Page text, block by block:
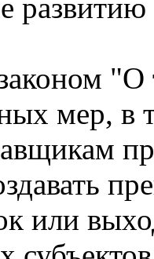
развитию
"О
мер, в
или